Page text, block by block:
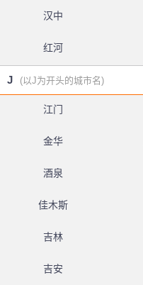
汉中
红河
J (以J为开头的城市名)
江门
金华
酒泉
佳木斯
吉林
吉安